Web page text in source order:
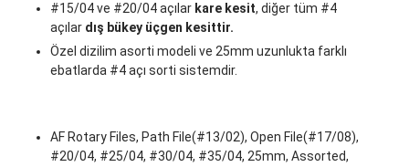
#15/04 ve #20/04 açılar kare kesit, diğer tüm #4
açılar dış bükey üçgen kesittir.
Özel dizilim asorti modeli ve 25mm uzunlukta farklı
ebatlarda #4 açı sorti sistemdir.
AF Rotary Files, Path File(#13/02), Open File(#17/08),
#20/04, #25/04, #30/04, #35/04, 25mm, Assorted,